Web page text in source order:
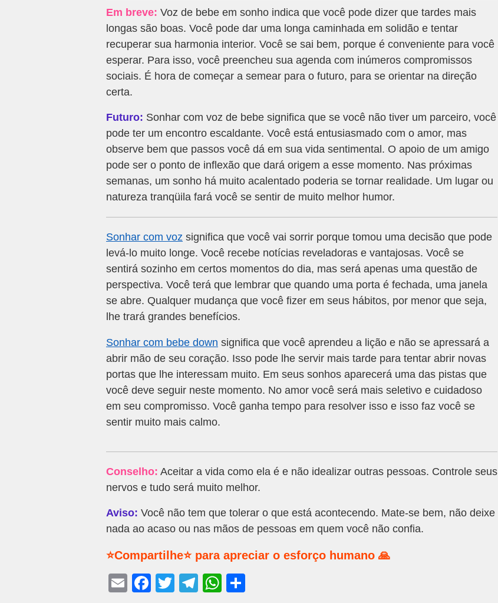
Em breve: Voz de bebe em sonho indica que você pode dizer que tardes mais
longas são boas. Você pode dar uma longa caminhada em solidão e tentar
recuperar sua harmonia interior. Você se sai bem, porque é conveniente para você
esperar. Para isso, você preencheu sua agenda com inúmeros compromissos
sociais. É hora de começar a semear para o futuro, para se orientar na direção
certa.
Futuro: Sonhar com voz de bebe significa que se você não tiver um parceiro, você
pode ter um encontro escaldante. Você está entusiasmado com o amor, mas
observe bem que passos você dá em sua vida sentimental. O apoio de um amigo
pode ser o ponto de inflexão que dará origem a esse momento. Nas próximas
semanas, um sonho há muito acalentado poderia se tornar realidade. Um lugar ou
natureza tranqüila fará você se sentir de muito melhor humor.
Sonhar com voz significa que você vai sorrir porque tomou uma decisão que pode
levá-lo muito longe. Você recebe notícias reveladoras e vantajosas. Você se
sentirá sozinho em certos momentos do dia, mas será apenas uma questão de
perspectiva. Você terá que lembrar que quando uma porta é fechada, uma janela
se abre. Qualquer mudança que você fizer em seus hábitos, por menor que seja,
lhe trará grandes benefícios.
Sonhar com bebe down significa que você aprendeu a lição e não se apressará a
abrir mão de seu coração. Isso pode lhe servir mais tarde para tentar abrir novas
portas que lhe interessam muito. Em seus sonhos aparecerá uma das pistas que
você deve seguir neste momento. No amor você será mais seletivo e cuidadoso
em seu compromisso. Você ganha tempo para resolver isso e isso faz você se
sentir muito mais calmo.
Conselho: Aceitar a vida como ela é e não idealizar outras pessoas. Controle seus
nervos e tudo será muito melhor.
Aviso: Você não tem que tolerar o que está acontecendo. Mate-se bem, não deixe
nada ao acaso ou nas mãos de pessoas em quem você não confia.
⭐Compartilhe⭐ para apreciar o esforço humano 🙏
E
F
T
T
W